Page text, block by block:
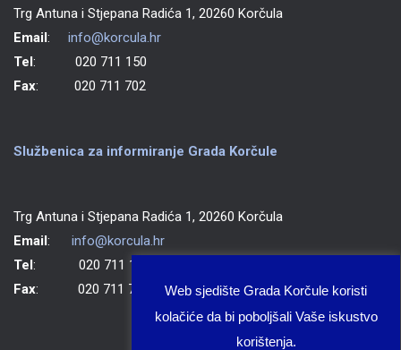
Trg Antuna i Stjepana Radića 1, 20260 Korčula
Email: info@korcula.hr
Tel: 020 711 150
Fax: 020 711 702
Službenica za informiranje Grada Korčule
Trg Antuna i Stjepana Radića 1, 20260 Korčula
Email: info@korcula.hr
Tel: 020 711 150
Fax: 020 711 702
Web sjedište Grada Korčule koristi
kolačiće da bi poboljšali Vaše iskustvo
korištenja.